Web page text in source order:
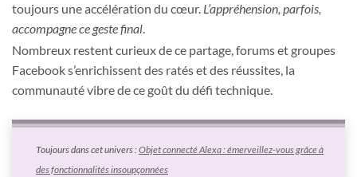
toujours une accélération du cœur. L’appréhension, parfois,
accompagne ce geste final.
Nombreux restent curieux de ce partage, forums et groupes
Facebook s’enrichissent des ratés et des réussites, la
communauté vibre de ce goût du défi technique.
Toujours dans cet univers :Objet connecté Alexa : émerveillez-vous grâce à
des fonctionnalités insoupçonnées